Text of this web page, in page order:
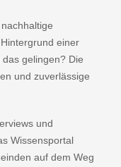
einer
gelingen? Die
und zuverlässige
und
Wissensportal
auf dem Weg